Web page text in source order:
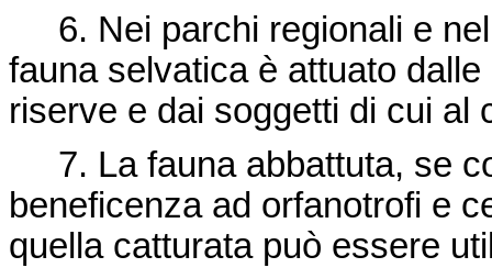
6. Nei parchi regionali e
fauna selvatica è attuato
riserve e dai soggetti di cui al
7. La fauna abbattuta, se
beneficenza ad orfanotrofi e
quella catturata può essere